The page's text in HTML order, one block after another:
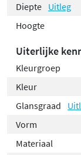
Diepte Uitleg
Hoogte
Uiterlijke
Kleurgroep
Kleur
Glansgraad
Vorm
Materiaal